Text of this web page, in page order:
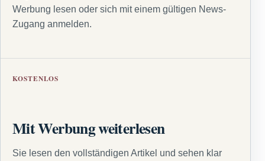
Werbung lesen oder sich mit einem gültigen News-
Zugang anmelden.
KOSTENLOS
Mit Werbung weiterlesen
Sie lesen den vollständigen Artikel und sehen klar